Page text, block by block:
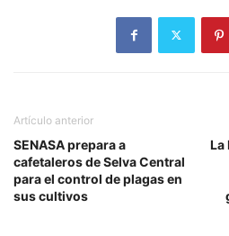
Artículo anterior
SENASA prepara a
cafetaleros de Selva Central
para el control de plagas en
sus cultivos
La